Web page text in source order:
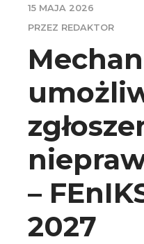
15 MAJA 2026
PRZEZ REDAKTOR
–
2027